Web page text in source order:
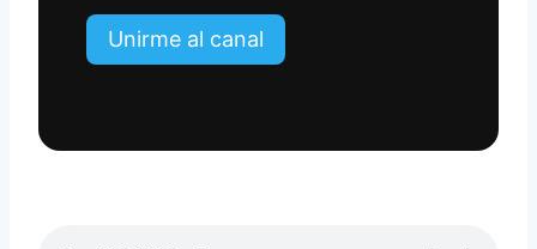
Unirme al canal